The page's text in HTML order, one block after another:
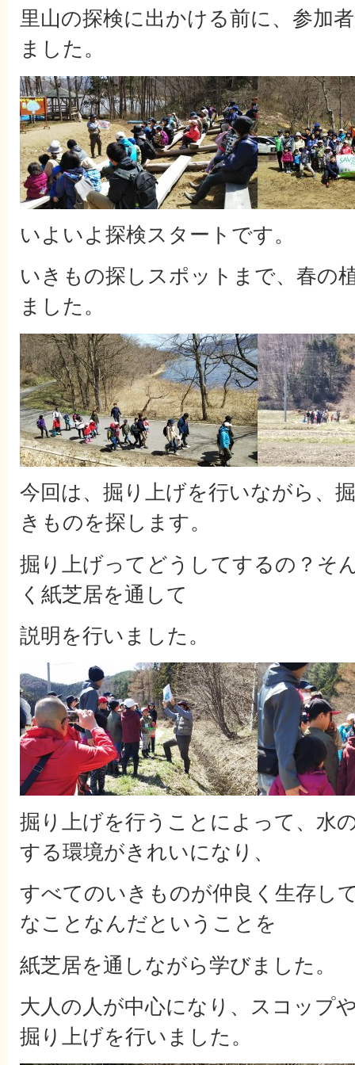
里山の探検に出かける前に、参加
ました。
いよいよ探検スタートです。
いきもの探しスポットまで、春の
ました。
今回は、掘り上げを行いながら、
きものを探します。
掘り上げってどうしてするの？そ
く紙芝居を通して
説明を行いました。
掘り上げを行うことによって、水
する環境がきれいになり、
すべてのいきものが仲良く生存し
なことなんだということを
紙芝居を通しながら学びました。
大人の人が中心になり、スコップ
掘り上げを行いました。